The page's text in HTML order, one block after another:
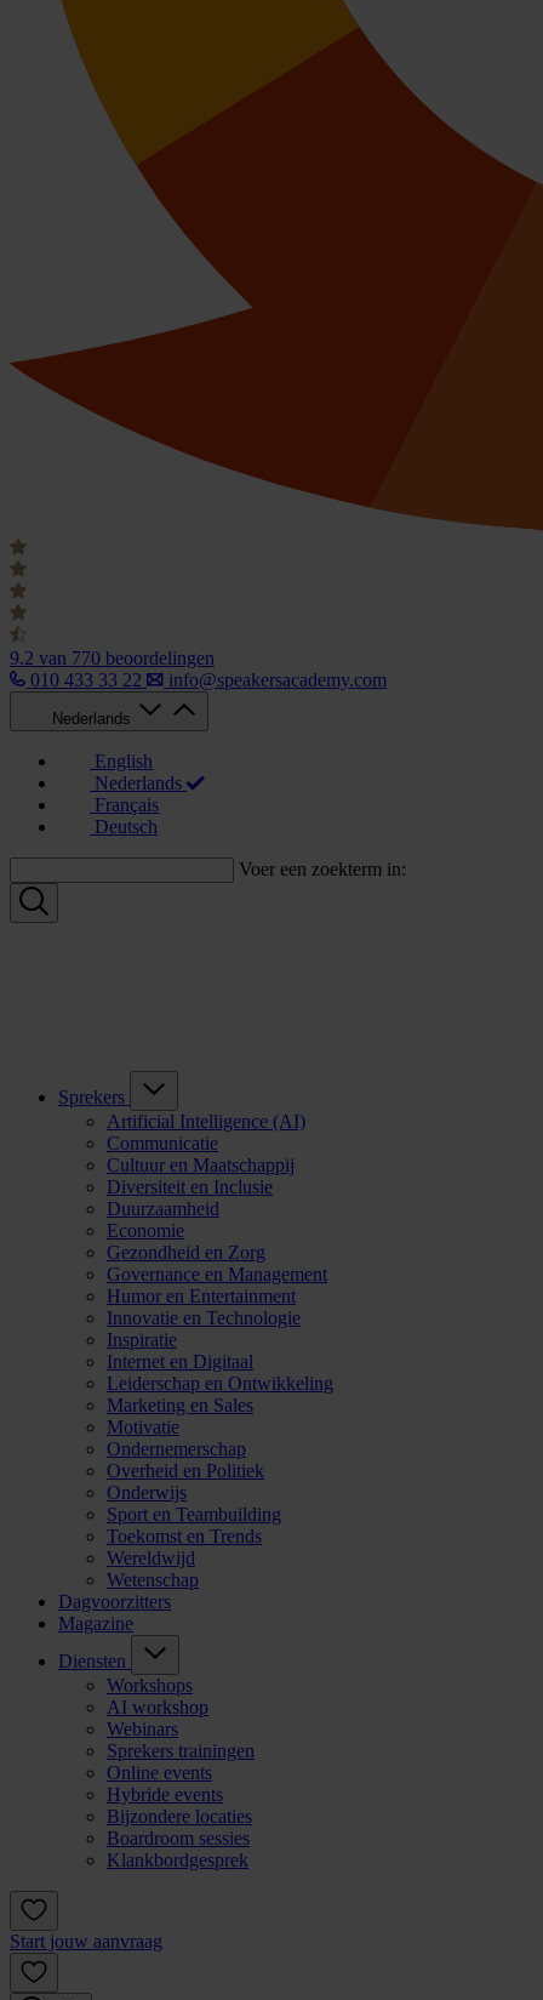
9.2 van 770 beoordelingen
010 433 33 22
info@speakersacademy.com
Nederlands
English
Nederlands
Français
Deutsch
Voer een zoekterm in:
Sprekers
Artificial Intelligence (AI)
Communicatie
Cultuur en Maatschappij
Diversiteit en Inclusie
Duurzaamheid
Economie
Gezondheid en Zorg
Governance en Management
Humor en Entertainment
Innovatie en Technologie
Inspiratie
Internet en Digitaal
Leiderschap en Ontwikkeling
Marketing en Sales
Motivatie
Ondernemerschap
Overheid en Politiek
Onderwijs
Sport en Teambuilding
Toekomst en Trends
Wereldwijd
Wetenschap
Dagvoorzitters
Magazine
Diensten
Workshops
AI workshop
Webinars
Sprekers trainingen
Online events
Hybride events
Bijzondere locaties
Boardroom sessies
Klankbordgesprek
Start jouw aanvraag